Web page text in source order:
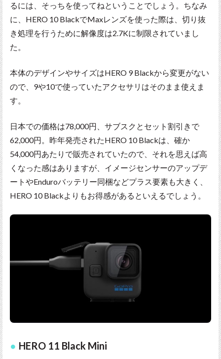
るには、そっちを使ってねということでしょう。ちなみ
に、HERO 10 BlackでMaxレンズを使った際は、切り抜
き処理を行うために解像度は2.7Kに制限されていまし
た。
本体のデザインやサイズはHERO 9 Blackから変更がない
ので、9や10で使っていたアクセサリはそのまま使えま
す。
日本での価格は78,000円、サブスクとセット割引きで
62,000円。昨年発売されたHERO 10 Blackは、確か
54,000円あたりで販売されていたので、それを思えば高
くなった感はありますが、イメージセンサーのアップデ
ートやEnduroバッテリー同梱などプラス要素も大きく、
HERO 10 Blackよりもお得感があるといえるでしょう。
HERO 11 Black Mini